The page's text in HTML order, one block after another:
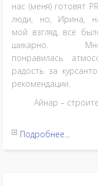
нас (меня) готовят
люди, но, Ирина,
мой взгляд, всё
шикарно.
понравилась
радость за
рекомендации.
Айнар –
Подробнее...